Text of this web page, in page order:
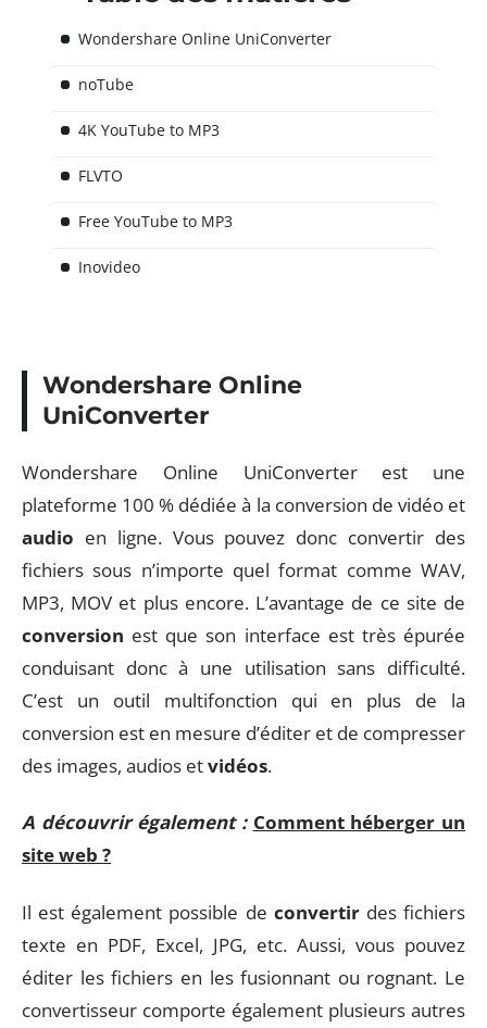
Wondershare Online UniConverter
noTube
4K YouTube to MP3
FLVTO
Free YouTube to MP3
Inovideo
Wondershare Online
UniConverter
Wondershare Online UniConverter est une
plateforme 100 % dédiée à la conversion de vidéo et
audio en ligne. Vous pouvez donc convertir des
fichiers sous n’importe quel format comme WAV,
MP3, MOV et plus encore. L’avantage de ce site de
conversion est que son interface est très épurée
conduisant donc à une utilisation sans difficulté.
C’est un outil multifonction qui en plus de la
conversion est en mesure d’éditer et de compresser
des images, audios etvidéos.
A découvrir également : Comment héberger un
site web ?
Il est également possible de convertirdes fichiers
texte en PDF, Excel, JPG, etc. Aussi, vous pouvez
éditer les fichiers en les fusionnant ou rognant. Le
convertisseur comporte également plusieurs autres